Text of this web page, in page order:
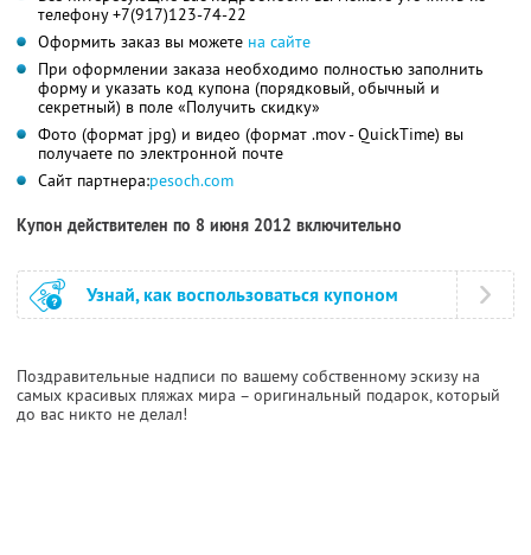
телефону +7(917)123-74-22
Оформить заказ вы можете на сайте
При оформлении заказа необходимо полностью заполнить
форму и указать код купона (порядковый, обычный и
секретный) в поле «Получить скидку»
Фото (формат jpg) и видео (формат .mov - QuickTime) вы
получаете по электронной почте
Сайт партнера:pesoch.com
Купон действителен по 8 июня 2012 включительно
Узнай, как воспользоваться купоном
Поздравительные надписи по вашему собственному эскизу на
самых красивых пляжах мира – оригинальный подарок, который
до вас никто не делал!